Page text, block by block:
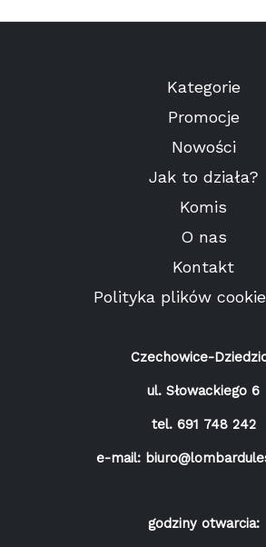
Kategorie
Promocje
Nowości
Jak to działa?
Komis
O nas
Kontakt
Polityka plików
Czechowice-
ul. Słowackiego 6
tel. 691 748 242
e-mail:
godziny otwarcia: